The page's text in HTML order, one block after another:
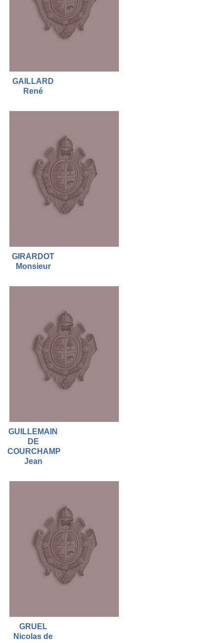
GAILLARD
René
GIRARDOT
Monsieur
GUILLEMAIN
DE
COURCHAMP
Jean
GRUEL
Nicolas de